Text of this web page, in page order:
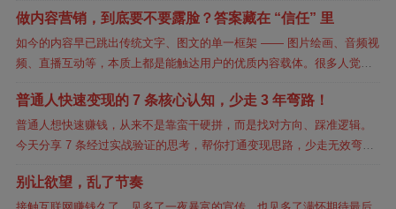
这个第一...
做内容营销，到底要不要露脸？答案藏在 “信任” 里
如今的内容早已跳出传统文字、图文的单一框架 —— 图片绘画、音频视
频、直播互动等，本质上都是能触达用户的优质内容载体。很多人觉得
不是堆砌辞...
普通人快速变现的 7 条核心认知，少走 3 年弯路！
普通人想快速赚钱，从来不是靠蛮干硬拼，而是找对方向、踩准逻辑。
今天分享 7 条经过实战验证的思考，帮你打通变现思路，少走无效弯
价值互换，...
别让欲望，乱了节奏